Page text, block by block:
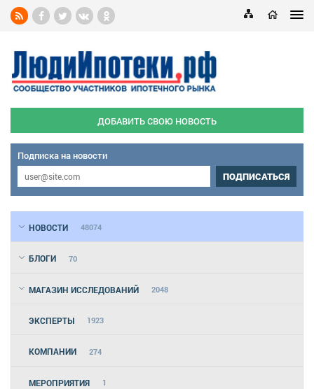
ДОБАВИТЬ СВОЮ НОВОСТЬ
Подписка на новости
ПОДПИСАТЬСЯ
НОВОСТИ 48074
БЛОГИ 70
МАГАЗИН ИССЛЕДОВАНИЙ 2048
ЭКСПЕРТЫ 1923
КОМПАНИИ 274
МЕРОПРИЯТИЯ 1